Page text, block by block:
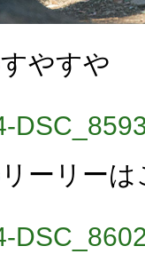
すやすや
リーリー